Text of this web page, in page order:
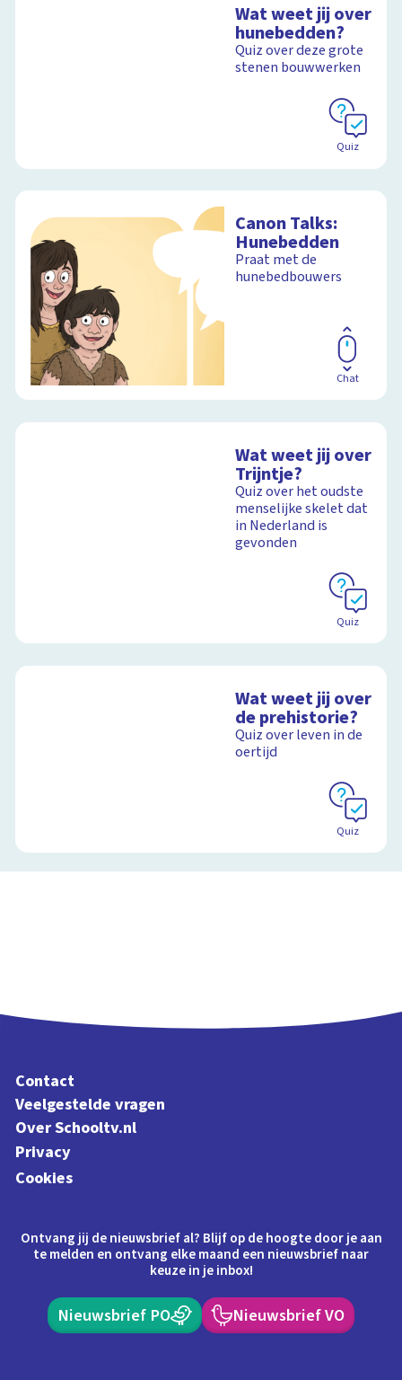
Wat weet jij over
hunebedden?
Quiz over deze grote
stenen bouwwerken
Quiz
Canon Talks:
Hunebedden
Praat met de
hunebedbouwers
Chat
Wat weet jij over
Trijntje?
Quiz over het oudste
menselijke skelet dat
in Nederland is
gevonden
Quiz
Wat weet jij over
de prehistorie?
Quiz over leven in de
oertijd
Quiz
Contact
Veelgestelde vragen
Over Schooltv.nl
Privacy
Cookies
Ontvang jij de nieuwsbrief al? Blijf op de hoogte door je aan
te melden en ontvang elke maand een nieuwsbrief naar
keuze in je inbox!
Nieuwsbrief PO Nieuwsbrief VO